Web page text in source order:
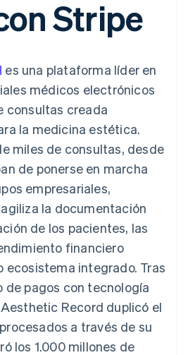
Recognition
Automatización
contable
personalizados
Data Pipeline
Sincronización
de datos
del dinero
de IA
viajes y ocio
de
y
sin ánimo de
para
público
minorista
facturación
en el consumo
y gestiona
con agentes
de
de código
de la API
ruta del
evento anual
prensa
Press
con ventas
en socio
Stripe
es una plataforma líder en
médicos electrónicos
consultas creada
la medicina estética.
miles de consultas, desde
de ponerse en marcha
empresariales,
la documentación
de los pacientes, las
financiero
ecosistema integrado. Tras
de pagos con tecnología
Record duplicó el
a través de su
los 1.000 millones de